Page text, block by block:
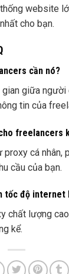
website
cho bạn.
cần nó?
giữa người
tin của
freelancers
cá nhân,
cầu của bạn.
tốc độ internet
chất lượng
kể.